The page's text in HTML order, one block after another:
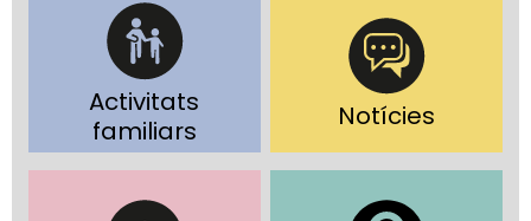
Activitats
familiars
Notícies